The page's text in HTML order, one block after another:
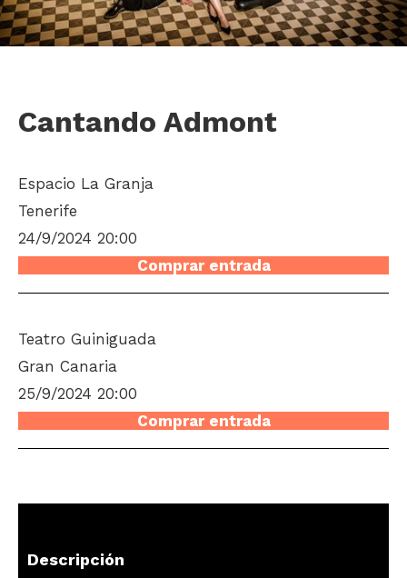
Cantando Admont
Espacio La Granja
Tenerife
24/9/2024 20:00
Comprar entrada
Teatro Guiniguada
Gran Canaria
25/9/2024 20:00
Comprar entrada
Descripción